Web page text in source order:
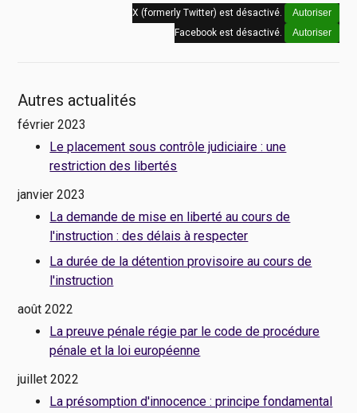
X (formerly Twitter) est désactivé.
Autoriser
Facebook est désactivé.
Autoriser
Autres actualités
février 2023
Le placement sous contrôle judiciaire : une
restriction des libertés
janvier 2023
La demande de mise en liberté au cours de
l'instruction : des délais à respecter
La durée de la détention provisoire au cours de
l'instruction
août 2022
La preuve pénale régie par le code de procédure
pénale et la loi européenne
juillet 2022
La présomption d'innocence : principe fondamental